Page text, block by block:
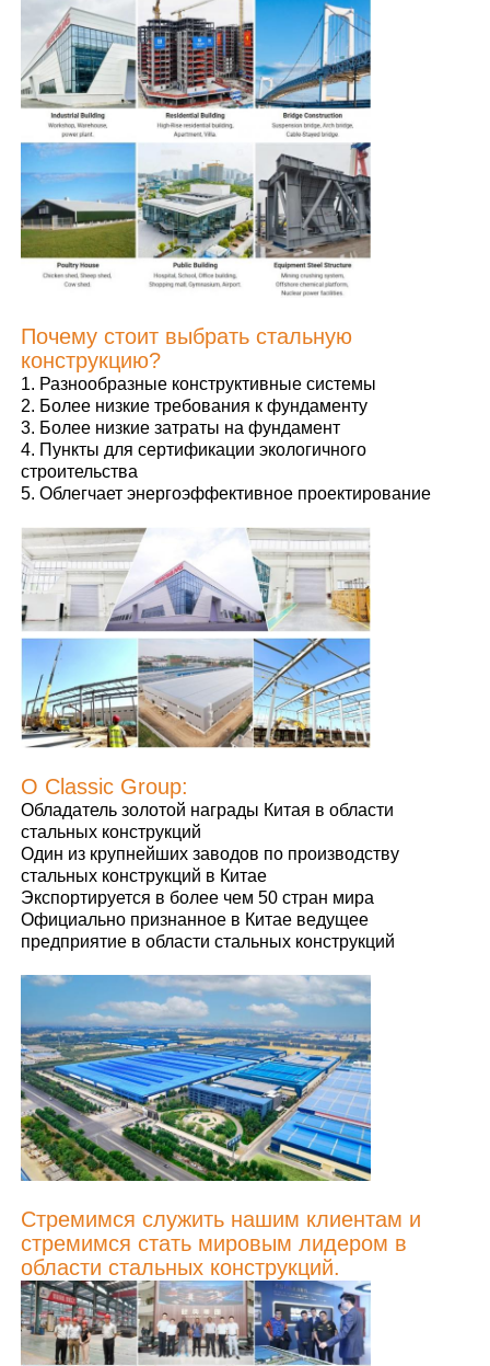
О Компании
Наша фабрика
контроль качества
контактные данные
Новости
Все случаи
Отправить запрос
Стальная конструкция здания
Мастерская стальных конструкций
склад стальной конструкции
Тяжелая стальная структура
Мост из стальной конструкции
Стальная конструкция птичника
Многоэтажная стальная конструкция
Промышленная стальная конструкция
Общественное стальное здание
Структура коммерческой стали
Почему стоит выбрать стальную
конструкцию?
1. Разнообразные конструктивные системы
2. Более низкие требования к фундаменту
3. Более низкие затраты на фундамент
4. Пункты для сертификации экологичного
строительства
5. Облегчает энергоэффективное проектирование
О Classic Group:
Обладатель золотой награды Китая в области
стальных конструкций
Один из крупнейших заводов по производству
стальных конструкций в Китае
Экспортируется в более чем 50 стран мира
Официально признанное в Китае ведущее
предприятие в области стальных конструкций
Стремимся служить нашим клиентам и
стремимся стать мировым лидером в
области стальных конструкций.